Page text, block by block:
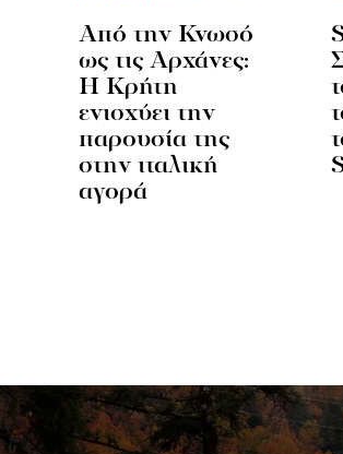
Από την Κνωσό
ως τις Αρχάνες:
Η Κρήτη
ενισχύει την
παρουσία της
στην ιταλική
αγορά